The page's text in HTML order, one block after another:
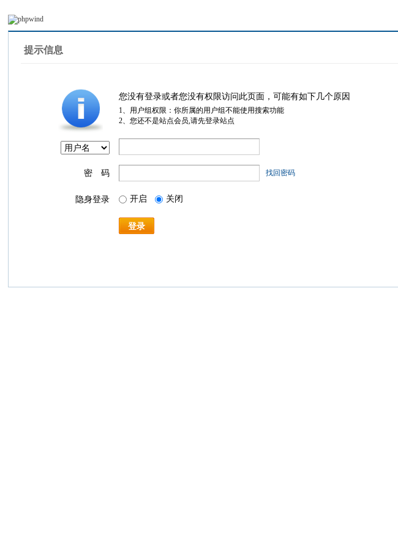
提示信息
您没有登录或者您没有权限访问此页面，可能有如下几个原因
1、用户组权限：你所属的用户组不能使用搜索功能
2、您还不是站点会员,请先登录站点
密 码 找回密码
隐身登录 开启 关闭
登录